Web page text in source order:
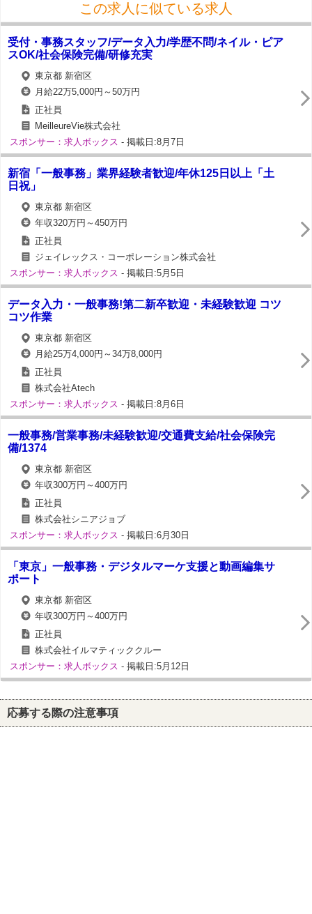
この求人に似ている求人
受付・事務スタッフ/データ入力/学歴不問/ネイル・ピア
スOK/社会保険完備/研修充実
東京都 新宿区
月給22万5,000円～50万円
正社員
MeilleureVie株式会社
スポンサー：求人ボックス - 掲載日:8月7日
新宿「一般事務」業界経験者歓迎/年休125日以上「土
日祝」
東京都 新宿区
年収320万円～450万円
正社員
ジェイレックス・コーポレーション株式会社
スポンサー：求人ボックス - 掲載日:5月5日
データ入力・一般事務!第二新卒歓迎・未経験歓迎 コツ
コツ作業
東京都 新宿区
月給25万4,000円～34万8,000円
正社員
株式会社Atech
スポンサー：求人ボックス - 掲載日:8月6日
一般事務/営業事務/未経験歓迎/交通費支給/社会保険完
備/1374
東京都 新宿区
年収300万円～400万円
正社員
株式会社シニアジョブ
スポンサー：求人ボックス - 掲載日:6月30日
「東京」一般事務・デジタルマーケ支援と動画編集サ
ポート
東京都 新宿区
年収300万円～400万円
正社員
株式会社イルマティッククルー
スポンサー：求人ボックス - 掲載日:5月12日
応募する際の注意事項